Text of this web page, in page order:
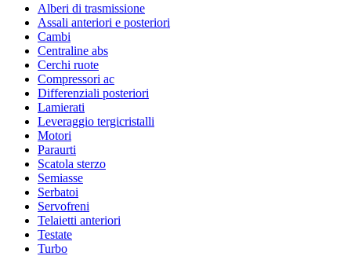
Alberi di trasmissione
Assali anteriori e posteriori
Cambi
Centraline abs
Cerchi ruote
Compressori ac
Differenziali posteriori
Lamierati
Leveraggio tergicristalli
Motori
Paraurti
Scatola sterzo
Semiasse
Serbatoi
Servofreni
Telaietti anteriori
Testate
Turbo